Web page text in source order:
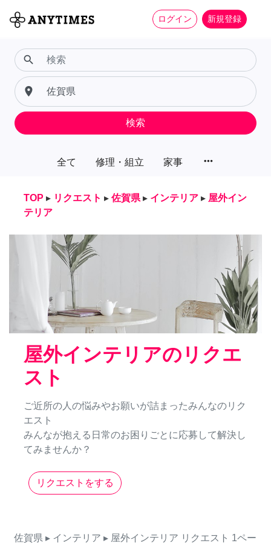
ログイン 新規登録
全て 修理・組立 家事 more_horiz
search
place
検索
TOP ▸ リクエスト ▸ 佐賀県 ▸ インテリア ▸ 屋外イン
テリア
屋外インテリアのリクエ
スト
ご近所の人の悩みやお願いが詰まったみんなのリク
エスト
みんなが抱える日常のお困りごとに応募して解決し
てみませんか？
リクエストをする
佐賀県 ▸ インテリア ▸ 屋外インテリア リクエスト 1ペー